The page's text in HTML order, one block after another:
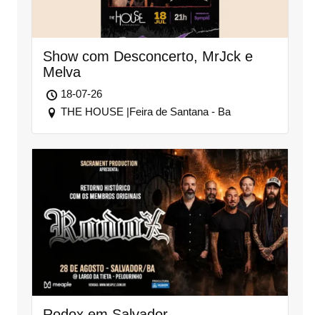
Show com Desconcerto, MrJck e
Melva
18-07-26
THE HOUSE |Feira de Santana - Ba